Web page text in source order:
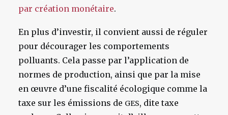
par création monétaire.
En plus d’investir, il convient aussi de réguler
pour décourager les comportements
polluants. Cela passe par l’application de
normes de production, ainsi que par la mise
en œuvre d’une fiscalité écologique comme la
taxe sur les émissions de GES, dite taxe